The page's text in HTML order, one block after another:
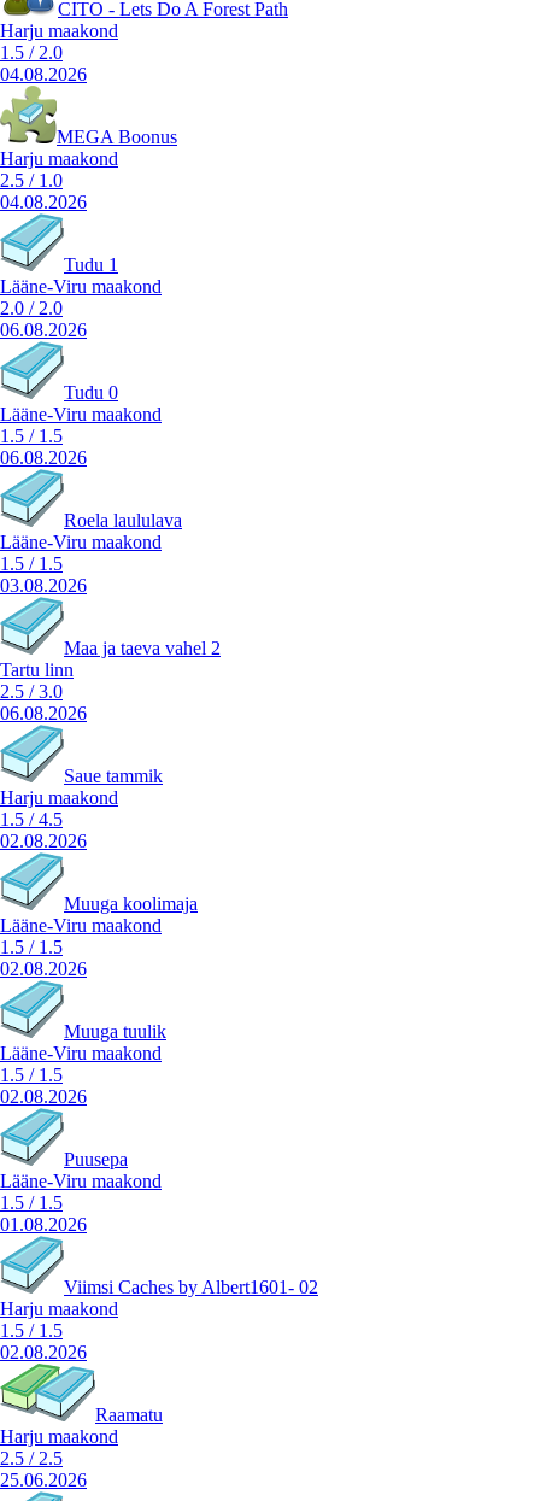
CITO - Lets Do A Forest Path
Harju maakond
1.5 / 2.0
04.08.2026
MEGA Boonus
Harju maakond
2.5 / 1.0
04.08.2026
Tudu 1
Lääne-Viru maakond
2.0 / 2.0
06.08.2026
Tudu 0
Lääne-Viru maakond
1.5 / 1.5
06.08.2026
Roela laululava
Lääne-Viru maakond
1.5 / 1.5
03.08.2026
Maa ja taeva vahel 2
Tartu linn
2.5 /3.0
06.08.2026
Saue tammik
Harju maakond
1.5 /4.5
02.08.2026
Muuga koolimaja
Lääne-Viru maakond
1.5 / 1.5
02.08.2026
Muuga tuulik
Lääne-Viru maakond
1.5 / 1.5
02.08.2026
Puusepa
Lääne-Viru maakond
1.5 / 1.5
01.08.2026
Viimsi Caches by Albert1601- 02
Harju maakond
1.5 / 1.5
02.08.2026
Raamatu
Harju maakond
2.5 / 2.5
25.06.2026